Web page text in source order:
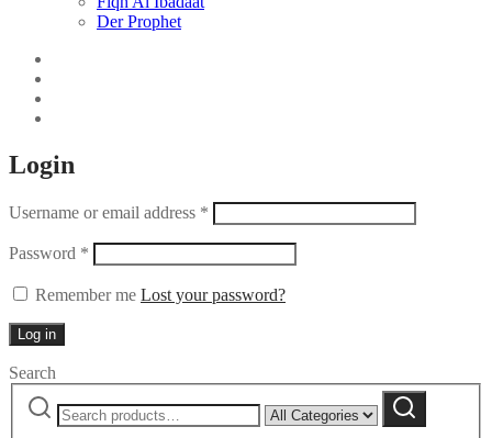
Der Prophet
Login
Username or email address *
Password *
Remember me Lost your password?
Log in
Search
Search
for:
by
Search